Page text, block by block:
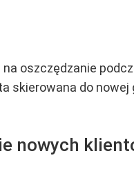
oszczędzanie
skierowana do nowej
nowych